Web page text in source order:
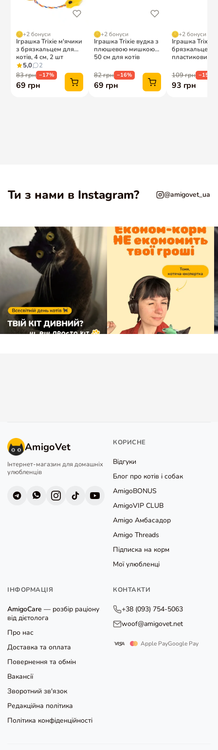
Ти з нами в Instagram? @amigovet_ua
AmigoVet
Інтернет-магазин для домашніх
улюбленців
КОРИСНЕ
Відгуки
Блог про котів і собак
AmigoBONUS
AmigoVIP CLUB
Amigo Амбасадор
Amigo Threads
Підписка на корм
Мої улюбленці
ІНФОРМАЦІЯ
AmigoCare — розбір раціону
від дієтолога
Про нас
Доставка та оплата
Повернення та обмін
Вакансії
Зворотний зв'язок
Редакційна політика
Політика конфіденційності
КОНТАКТИ
+38 (093) 754-5063
woof@amigovet.net
Apple PayGoogle Pay